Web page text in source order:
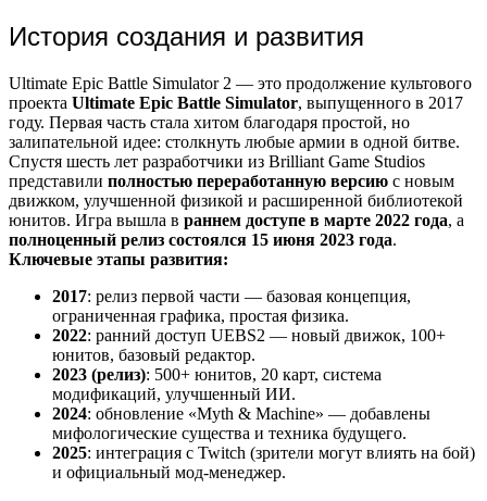
История создания и развития
Ultimate Epic Battle Simulator 2 — это продолжение культового
проекта Ultimate Epic Battle Simulator, выпущенного в 2017
году. Первая часть стала хитом благодаря простой, но
залипательной идее: столкнуть любые армии в одной битве.
Спустя шесть лет разработчики из Brilliant Game Studios
представили полностью переработанную версию с новым
движком, улучшенной физикой и расширенной библиотекой
юнитов. Игра вышла в раннем доступе в марте 2022 года, а
полноценный релиз состоялся 15 июня 2023 года.
Ключевые этапы развития:
2017: релиз первой части — базовая концепция,
ограниченная графика, простая физика.
2022: ранний доступ UEBS2 — новый движок, 100+
юнитов, базовый редактор.
2023 (релиз): 500+ юнитов, 20 карт, система
модификаций, улучшенный ИИ.
2024: обновление «Myth & Machine» — добавлены
мифологические существа и техника будущего.
2025: интеграция с Twitch (зрители могут влиять на бой)
и официальный мод-менеджер.